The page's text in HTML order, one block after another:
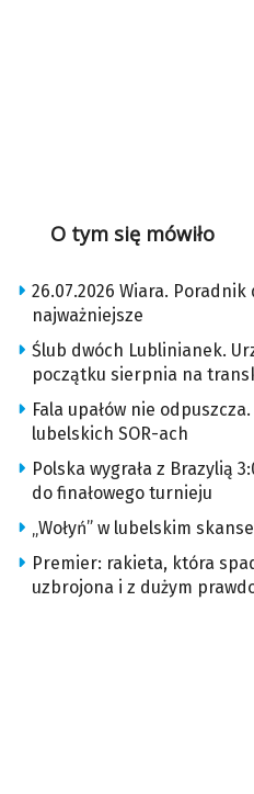
O tym się mówiło
26.07.2026 Wiara.
najważniejsze
Ślub dwóch Lublinianek.
początku sierpnia na
Fala upałów nie
lubelskich SOR-ach
Polska wygrała z Brazylią
do finałowego turnieju
„Wołyń” w lubelskim
Premier: rakieta, która
uzbrojona i z dużym